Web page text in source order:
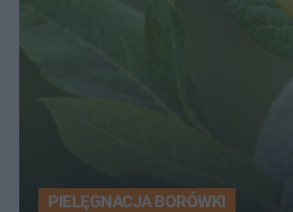
PIELĘGNACJA BORÓWKI